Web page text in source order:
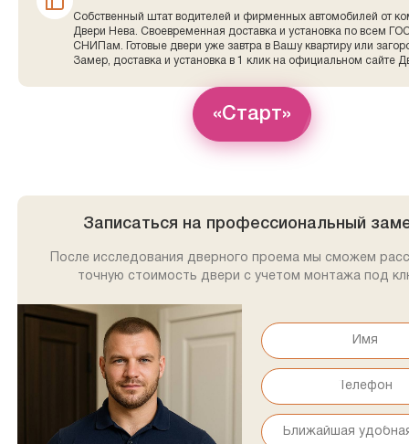
Собственный штат водителей и фирменных автомобилей от
Двери Нева. Своевременная доставка и установка по всем
СНИПам. Готовые двери уже завтра в Вашу квартиру или
Замер, доставка и установка в 1 клик на официальном сайте
«Старт»
Записаться на профессиональный
После исследования дверного проема мы сможем
точную стоимость двери с учетом монтажа под